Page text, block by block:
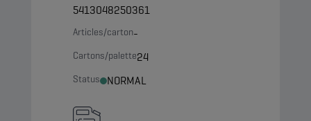
5413048250361
Articles/carton-
Cartons/palette24
Status NORMAL